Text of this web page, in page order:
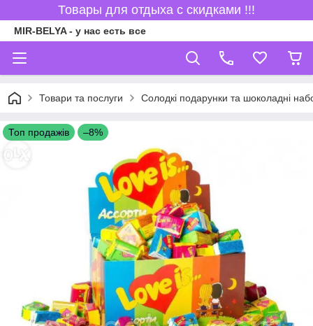
Товары для отдыха с скидками !!!
MIR-BELYA - у нас есть все
Товари та послуги Солодкі подарунки та шоколадні
Топ продажів –8%